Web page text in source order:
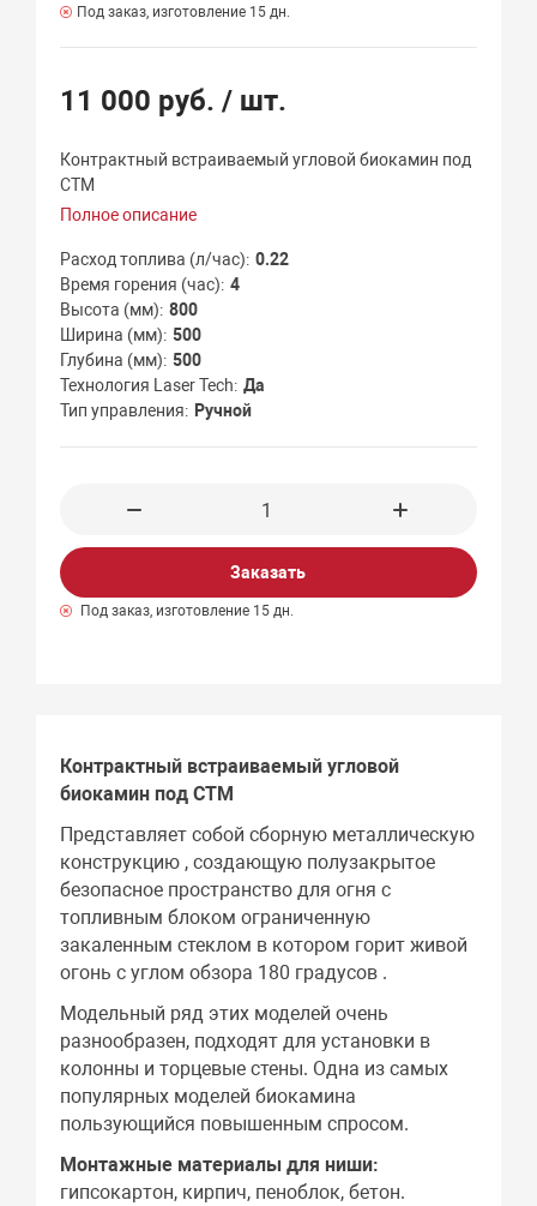
Под заказ, изготовление 15 дн.
11 000 руб./ шт.
Контрактный встраиваемый угловой биокамин под
СТМ
Полное описание
Расход топлива (л/час) 0.22
Время горения (час) 4
Высота (мм) 800
Ширина (мм) 500
Глубина (мм) 500
Технология Laser Tech Да
Тип управления
Ручной
Заказать
Под заказ, изготовление 15 дн.
Контрактный встраиваемый угловой
биокамин под СТМ
Представляет собой сборную металлическую
конструкцию , создающую полузакрытое
безопасное пространство для огня с
топливным блоком ограниченную
закаленным стеклом в котором горит живой
огонь с углом обзора 180 градусов .
Модельный ряд этих моделей очень
разнообразен, подходят для установки в
колонны и торцевые стены. Одна из самых
популярных моделей биокамина
пользующийся повышенным спросом.
Монтажные материалы для ниши:
гипсокартон, кирпич, пеноблок, бетон.